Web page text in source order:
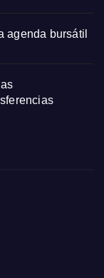
agenda bursátil